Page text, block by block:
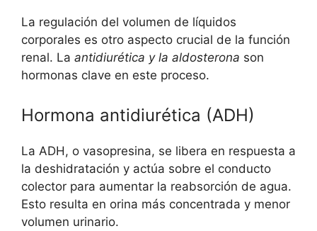
La regulación del volumen de líquidos
corporales es otro aspecto crucial de la función
renal. La antidiurética y la aldosterona son
hormonas clave en este proceso.
Hormona antidiurética (ADH)
La ADH, o vasopresina, se libera en respuesta a
la deshidratación y actúa sobre el conducto
colector para aumentar la reabsorción de agua.
Esto resulta en orina más concentrada y menor
volumen urinario.